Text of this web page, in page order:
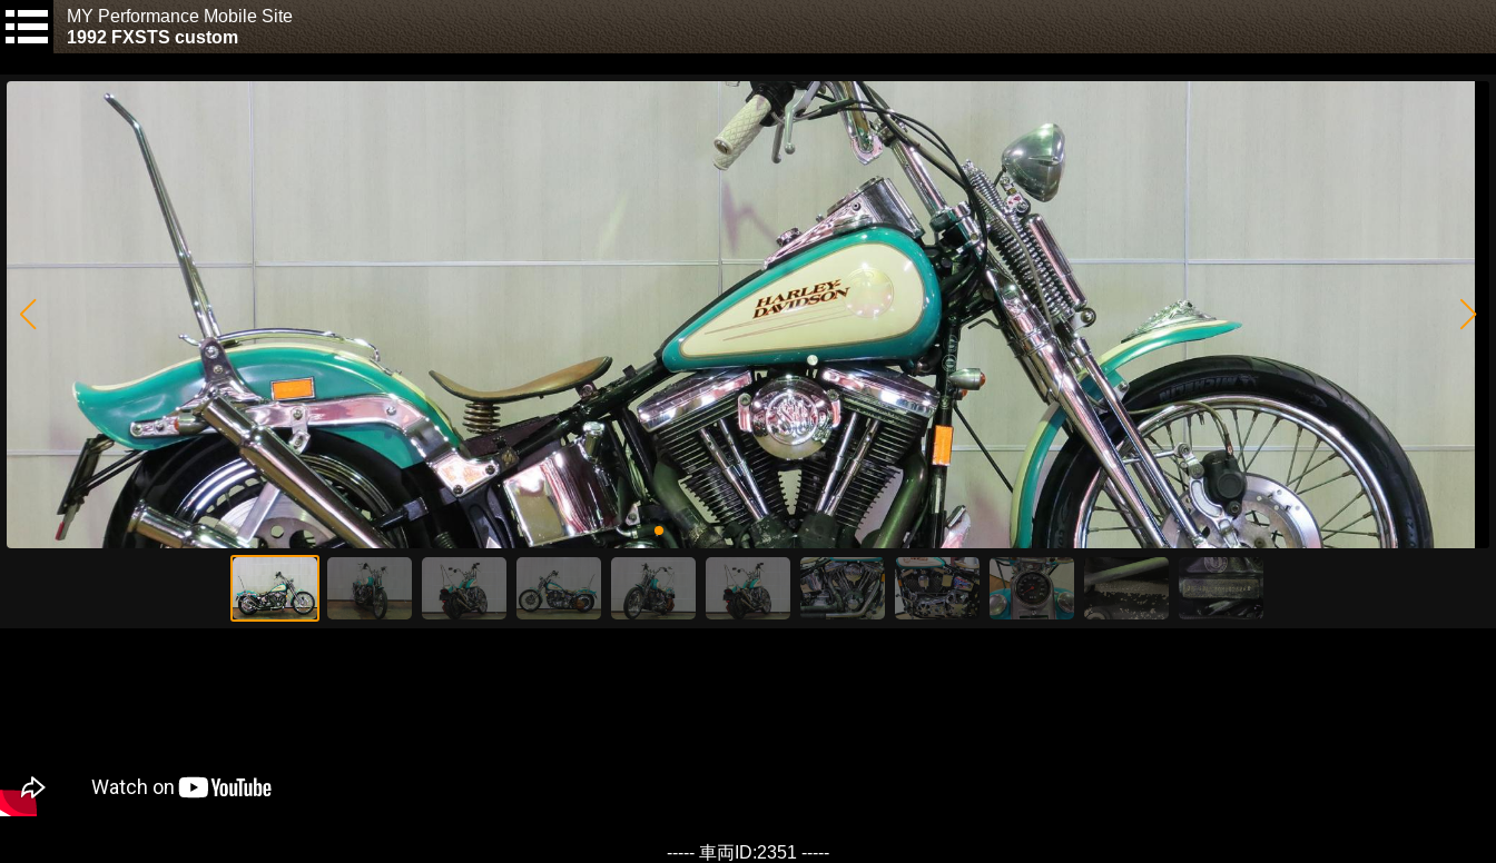
MY Performance Mobile Site
1992 FXSTS custom
----- 車両ID:2351 -----